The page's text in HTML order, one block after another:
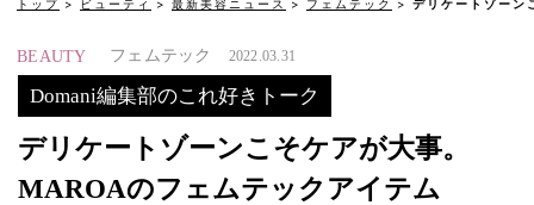
トップ ビューティ 最新美容ニュース フェムテック デリケートゾーン
BEAUTY フェムテック 2022.03.31
Domani編集部のこれ好きトーク
デリケートゾーンこそケアが大事。
MAROAのフェムテックアイテム